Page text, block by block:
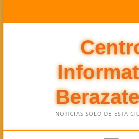
NOTICIAS SOLO DE ESTA